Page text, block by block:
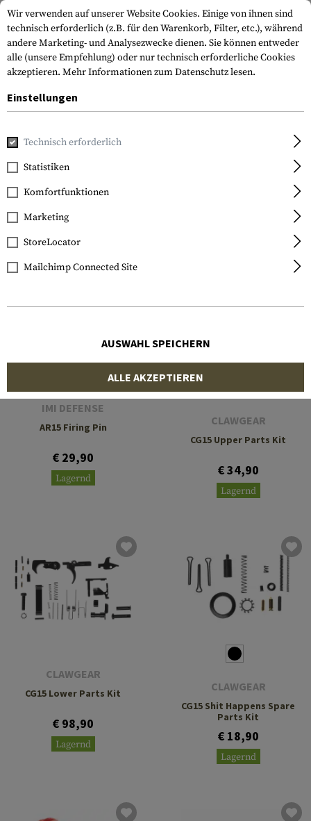
Home Waffenzubehör Ersatzteile
IMI DEFENSE
AR15 Firing Pin
€ 29,90
Lagernd
CLAWGEAR
CG15 Upper Parts Kit
€ 34,90
Lagernd
CLAWGEAR
CG15 Lower Parts Kit
€ 98,90
Lagernd
CLAWGEAR
CG15 Shit Happens Spare
Parts Kit
€ 18,90
Lagernd
Wir verwenden auf unserer Website Cookies. Einige von ihnen sind
technisch erforderlich (z.B. für den Warenkorb, Filter, etc.), während
andere Marketing- und Analysezwecke dienen. Sie können entweder
alle (unsere Empfehlung) oder nur technisch erforderliche Cookies
akzeptieren. Mehr Informationen zum Datenschutz lesen.
Einstellungen
Technisch erforderlich
Statistiken
Komfortfunktionen
Marketing
StoreLocator
Mailchimp Connected Site
AUSWAHL SPEICHERN
ALLE AKZEPTIEREN